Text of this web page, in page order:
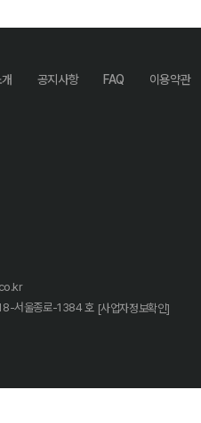
공지사항 FAQ 이용약관
서울종로-1384 호 [사업자정보확인]